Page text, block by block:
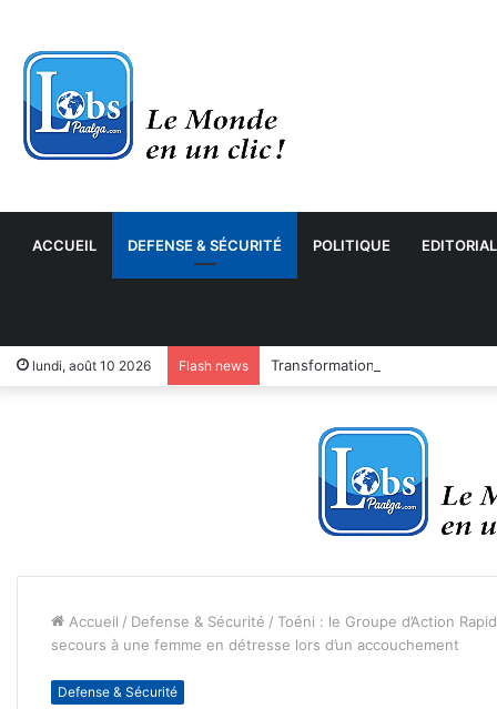
ACCUEIL DEFENSE & SÉCURITÉ POLITIQUE EDITORIAL
lundi, août 10 2026 Flash news Transformation numérique : le
Accueil / Defense & Sécurité / Toéni : le Groupe d’Action
secours à une femme en détresse lors d’un accouchement
Defense & Sécurité